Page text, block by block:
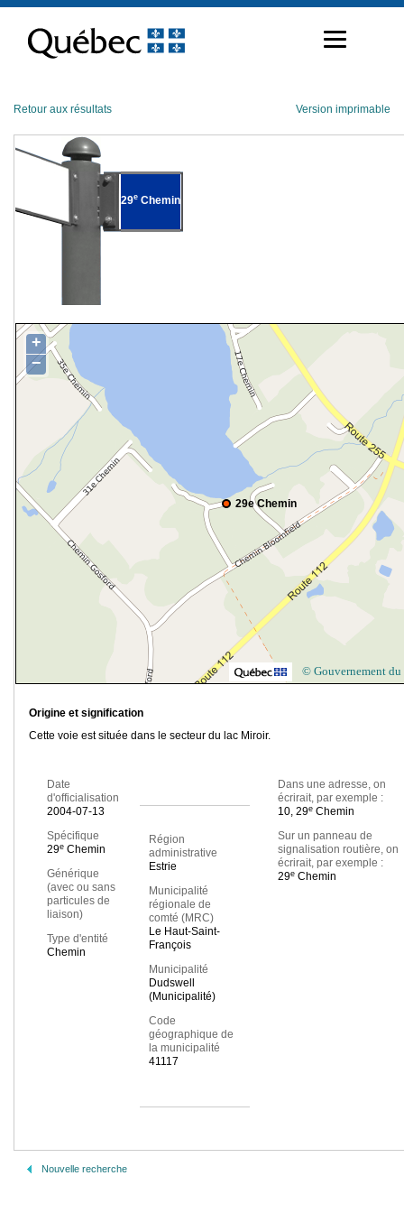
contenu
Retour aux résultats Version imprimable
29e Chemin
29e Chemin
+
−
© Gouvernement du
Origine et signification
Cette voie est située dans le secteur du lac Miroir.
Date
d'officialisation
2004-07-13
Spécifique
29e Chemin
Générique
(avec ou sans
particules de
liaison)
Type d'entité
Chemin
Région
administrative
Estrie
Municipalité
régionale de
comté (MRC)
Le Haut-Saint-
François
Municipalité
Dudswell
(Municipalité)
Code
géographique de
la municipalité
41117
Dans une adresse, on
écrirait, par exemple :
10, 29eChemin
Sur un panneau de
signalisation routière, on
écrirait, par exemple :
29eChemin
Nouvelle recherche